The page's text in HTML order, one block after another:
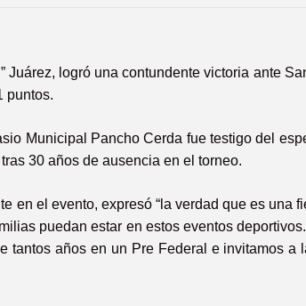
Juárez, logró una contundente victoria ante
puntos.
Municipal Pancho Cerda fue testigo del
30 años de ausencia en el torneo.
en el evento, expresó “la verdad que es una
puedan estar en estos eventos
tantos años en un Pre Federal e invitamos